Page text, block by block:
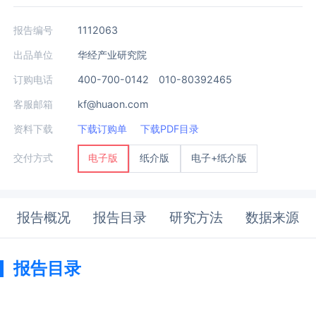
报告编号 1112063
出品单位 华经产业研究院
订购电话 400-700-0142 010-80392465
客服邮箱 kf@huaon.com
资料下载 下载订购单 下载PDF目录
交付方式 电子版 纸介版 电子+纸介版
报告概况 报告目录 研究方法 数据来源
报告目录